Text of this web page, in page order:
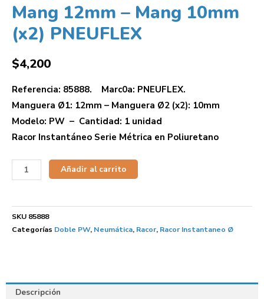
Mang 12mm – Mang 10mm
(x2) PNEUFLEX
$4,200
Referencia: 85888. Marc0a: PNEUFLEX.
Manguera Ø1: 12mm – Manguera Ø2 (x2): 10mm
Modelo: PW – Cantidad: 1 unidad
Racor Instantáneo Serie Métrica en Poliuretano
Añadir al carrito
SKU 85888
Categorías Doble PW, Neumática, Racor, Racor Instantaneo Ø
Descripción